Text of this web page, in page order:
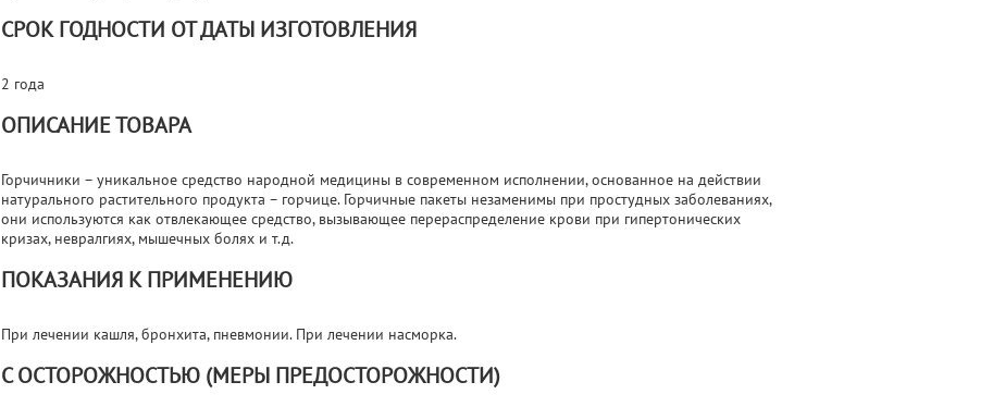
СРОК ГОДНОСТИ ОТ ДАТЫ ИЗГОТОВЛЕНИЯ
2 года
ОПИСАНИЕ ТОВАРА
Горчичники – уникальное средство народной медицины в современном исполнении, основанное на действии
натурального растительного продукта – горчице. Горчичные пакеты незаменимы при простудных заболеваниях,
они используются как отвлекающее средство, вызывающее перераспределение крови при гипертонических
кризах, невралгиях, мышечных болях и т.д.
ПОКАЗАНИЯ К ПРИМЕНЕНИЮ
При лечении кашля, бронхита, пневмонии. При лечении насморка.
С ОСТОРОЖНОСТЬЮ (МЕРЫ ПРЕДОСТОРОЖНОСТИ)